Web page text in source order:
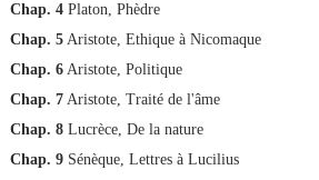
Chap. 4Platon, Phèdre
Chap. 5Aristote, Ethique à Nicomaque
Chap. 6Aristote, Politique
Chap. 7Aristote, Traité de l'âme
Chap. 8Lucrèce, De la nature
Chap. 9Sénèque, Lettres à Lucilius